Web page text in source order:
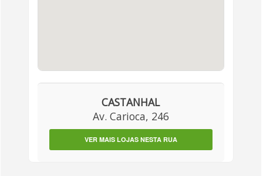
CASTANHAL
Av. Carioca, 246
VER MAIS LOJAS NESTA RUA